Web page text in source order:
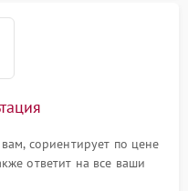
сориентирует по цене
ответит на все ваши